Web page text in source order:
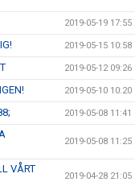
2019-05-19 17:55
2019-05-15 10:58
2019-05-12 09:26
2019-05-10 10:20
2019-05-08 11:41
2019-05-08 11:25
VÅRT
2019-04-28 21:05